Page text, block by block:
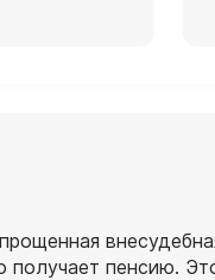
пенсию.